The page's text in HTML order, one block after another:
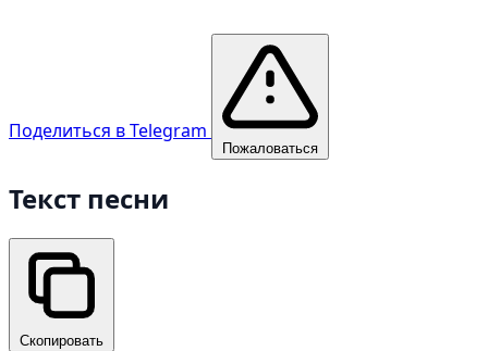
Поделиться в Telegram
Пожаловаться
Текст песни
Скопировать